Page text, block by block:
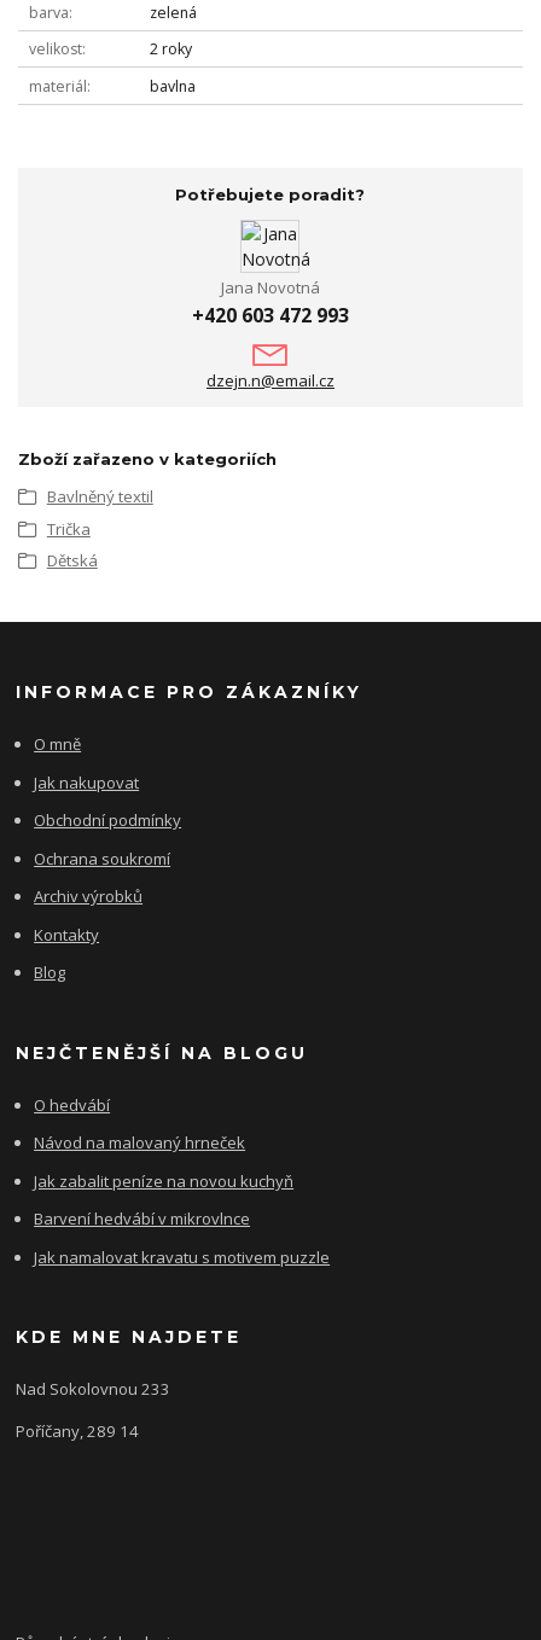
barva
zelená
velikost
2 roky
materiál
bavlna
Potřebujete poradit?
Jana Novotná
+420 603 472 993
dzejn.n@email.cz
Zboží zařazeno v kategoriích
Bavlněný textil
Trička
Dětská
INFORMACE PRO ZÁKAZNÍKY
O mně
Jak nakupovat
Obchodní podmínky
Ochrana soukromí
Archiv výrobků
Kontakty
Blog
NEJČTENĚJŠÍ NA BLOGU
O hedvábí
Návod na malovaný hrneček
Jak zabalit peníze na novou kuchyň
Barvení hedvábí v mikrovlnce
Jak namalovat kravatu s motivem puzzle
KDE MNE NAJDETE
Nad Sokolovnou 233
Poříčany, 289 14